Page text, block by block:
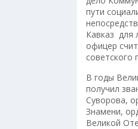
пути
Кавказ для
офицер
советского
В годы
получил
Суворова,
Знамени,
Великой